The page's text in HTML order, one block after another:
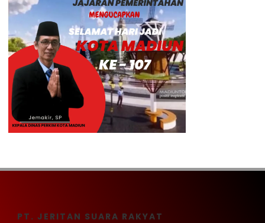
PT. JERITAN SUARA RAKYAT